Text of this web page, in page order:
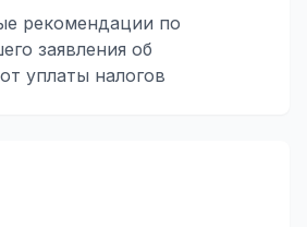
рекомендации по
заявления об
уплаты налогов